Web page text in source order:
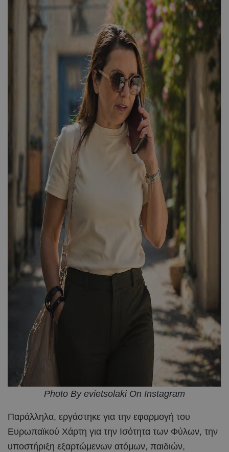
Photo By evietsolaki On Instagram
Παράλληλα, εργάστηκε για την εφαρμογή του
Ευρωπαϊκού Χάρτη για την Ισότητα των Φύλων, την
υποστήριξη εξαρτώμενων ατόμων, παιδιών,